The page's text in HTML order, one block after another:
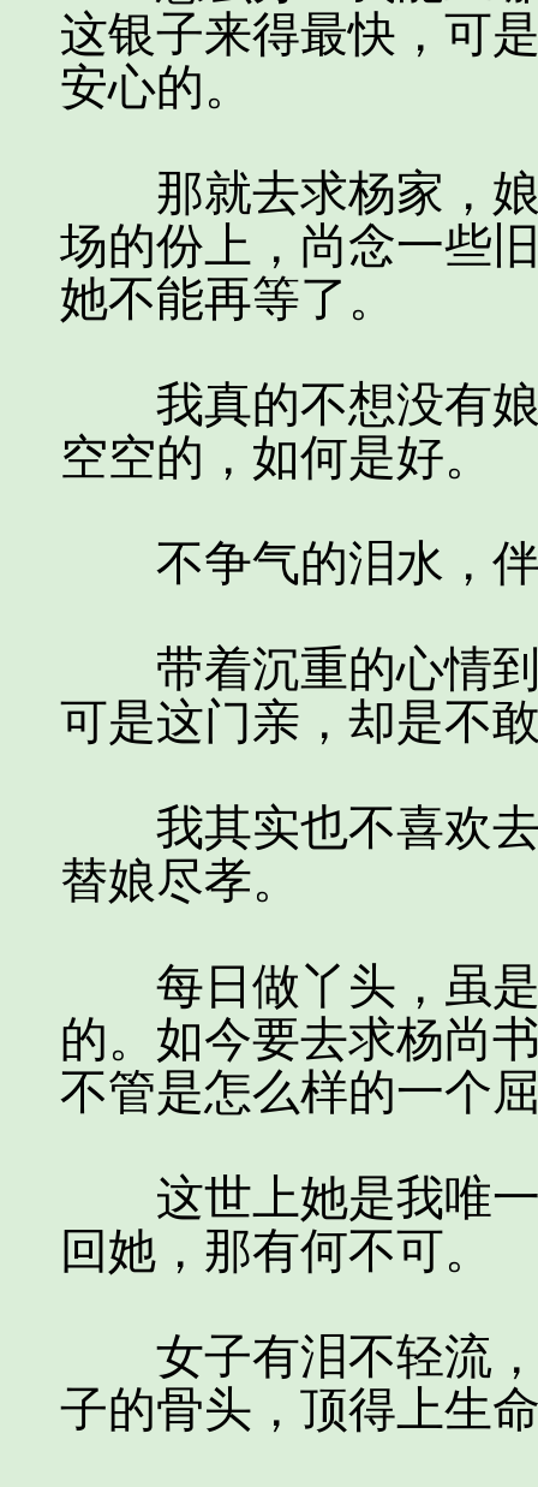
这银子来得最快，可
安心的。
那就去求杨家，娘
场的份上，尚念一些
她不能再等了。
我真的不想没有娘
空空的，如何是好。
不争气的泪水，伴
带着沉重的心情到
可是这门亲，却是不
我其实也不喜欢去
替娘尽孝。
每日做丫头，虽是
的。如今要去求杨尚
不管是怎么样的一个
这世上她是我唯一
回她，那有何不可。
女子有泪不轻流，
子的骨头，顶得上生